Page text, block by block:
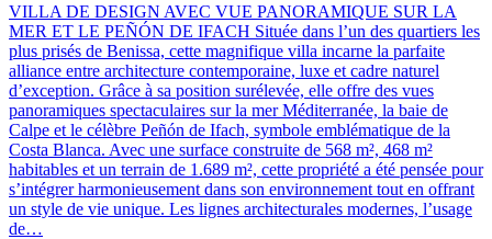
VILLA DE DESIGN AVEC VUE PANORAMIQUE SUR LA
MER ET LE PEÑÓN DE IFACH Située dans l’un des quartiers les
plus prisés de Benissa, cette magnifique villa incarne la parfaite
alliance entre architecture contemporaine, luxe et cadre naturel
d’exception. Grâce à sa position surélevée, elle offre des vues
panoramiques spectaculaires sur la mer Méditerranée, la baie de
Calpe et le célèbre Peñón de Ifach, symbole emblématique de la
Costa Blanca. Avec une surface construite de 568 m², 468 m²
habitables et un terrain de 1.689 m², cette propriété a été pensée pour
s’intégrer harmonieusement dans son environnement tout en offrant
un style de vie unique. Les lignes architecturales modernes, l’usage
de…